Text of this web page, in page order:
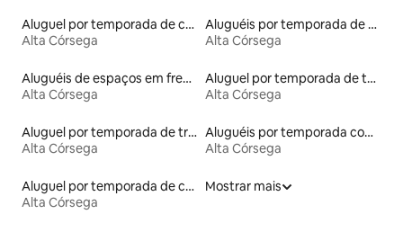
Aluguel por temporada de casas de hóspedes
Alta Córsega
Aluguéis por temporada de acomodações de luxo
Alta Córsega
Aluguéis de espaços em frente à praia
Alta Córsega
Aluguel por temporada de tendas
Alta Córsega
Aluguel por temporada de trailers
Alta Córsega
Aluguéis por temporada com suítes privativas
Alta Córsega
Aluguel por temporada de casas de veraneio
Alta Córsega
Mostrar mais